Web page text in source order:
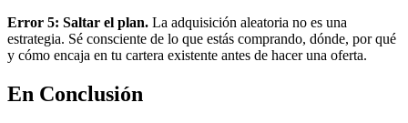
Error 5: Saltar el plan. La adquisición aleatoria no es una
estrategia. Sé consciente de lo que estás comprando, dónde, por qué
y cómo encaja en tu cartera existente antes de hacer una oferta.
En Conclusión